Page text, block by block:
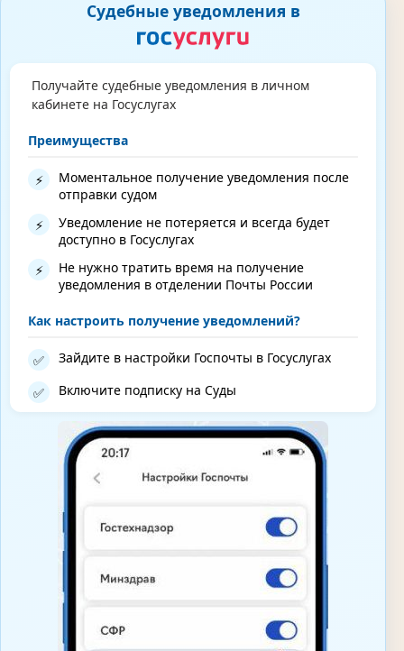
Судебные уведомления в
Получайте судебные уведомления в личном
кабинете на Госуслугах
Преимущества
⚡
Моментальное получение уведомления после
отправки судом
⚡
Уведомление не потеряется и всегда будет
доступно в Госуслугах
⚡
Не нужно тратить время на получение
уведомления в отделении Почты России
Как настроить получение уведомлений?
✅ Зайдите в настройки Госпочты в Госуслугах
✅ Включите подписку на Суды